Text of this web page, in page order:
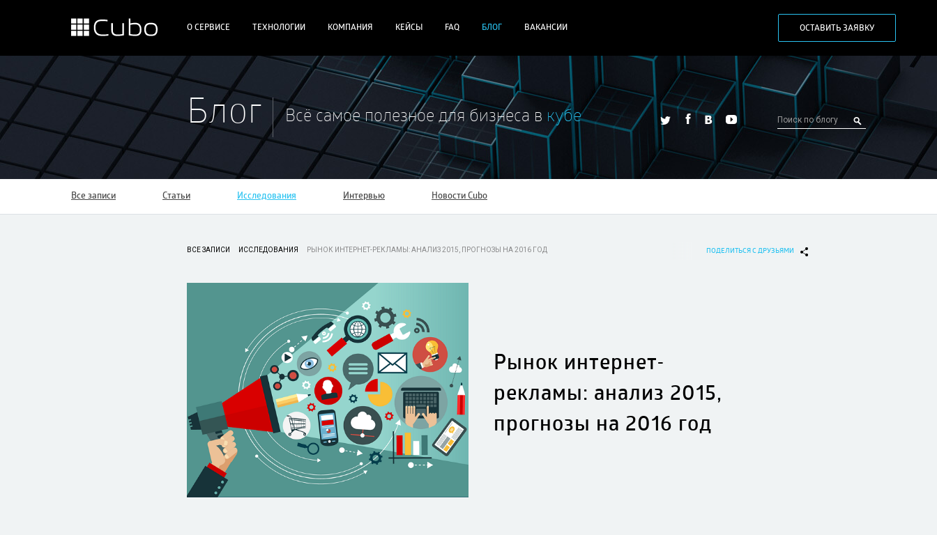
О СЕРВИСЕ ТЕХНОЛОГИИ КОМПАНИЯ КЕЙСЫ FAQ БЛОГ ВАКАНСИИ ОСТАВИТЬ ЗАЯВКУ
Блог Всё самое полезное для бизнеса в кубе
Все записи Статьи Исследования Интервью Новости Cubo
ВСЕ ЗАПИСИ ИССЛЕДОВАНИЯ РЫНОК ИНТЕРНЕТ-РЕКЛАМЫ: АНАЛИЗ 2015, ПРОГНОЗЫ НА 2016 ГОД ПОДЕЛИТЬСЯ С ДРУЗЬЯМИ
Рынок интернет-
рекламы: анализ 2015,
прогнозы на 2016 год